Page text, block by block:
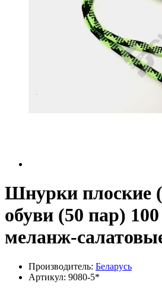
Шнурки плоские
обуви (50 пар)
меланж-
Производитель: Беларусь
Артикул: 9080-5*